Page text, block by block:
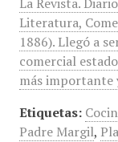
Literatura,
1886). Llegó a
comercial
más importante
Etiquetas:
Padre Margil,